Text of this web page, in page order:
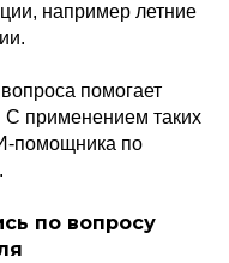
например летние
помогает
С применением таких
помощника по
по вопросу